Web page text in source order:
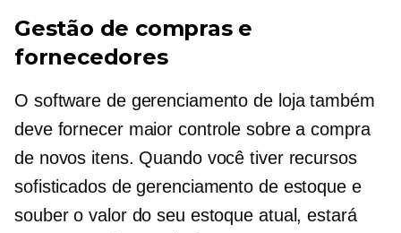
Gestão de compras e
fornecedores
O software de gerenciamento de loja também
deve fornecer maior controle sobre a compra
de novos itens. Quando você tiver recursos
sofisticados de gerenciamento de estoque e
souber o valor do seu estoque atual, estará